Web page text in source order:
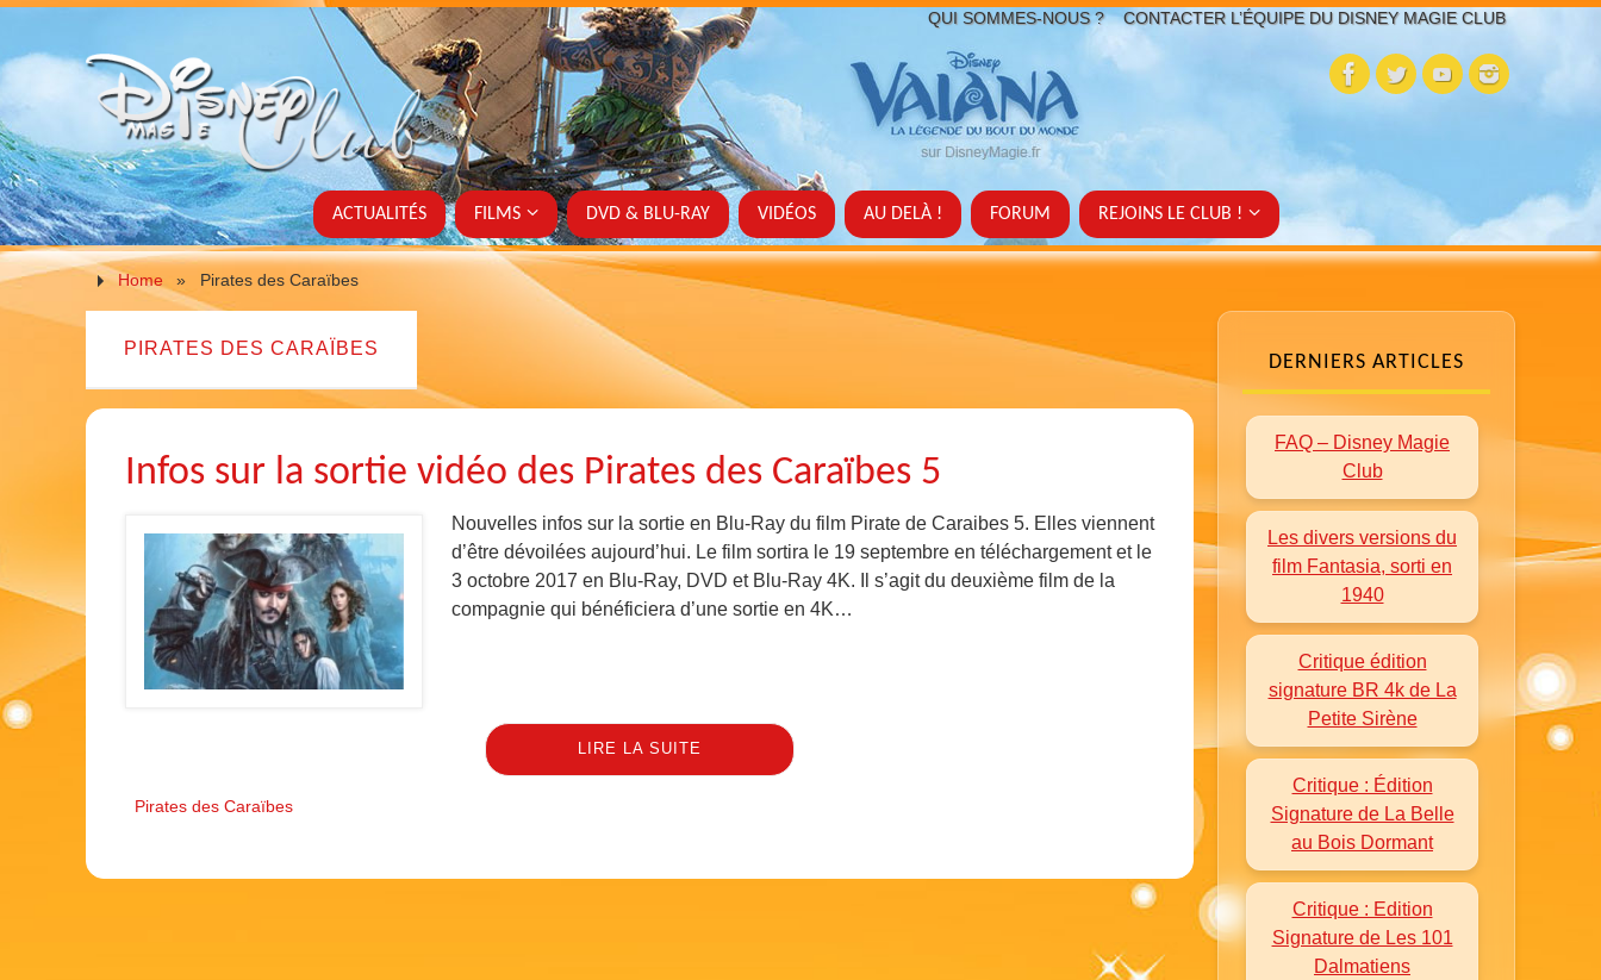
QUI SOMMES-NOUS ? CONTACTER L’ÉQUIPE DU DISNEY MAGIE CLUB
ACTUALITÉS FILMS DVD & BLU-RAY VIDÉOS AU DELÀ ! FORUM REJOINS LE CLUB !
Home » Pirates des Caraïbes
PIRATES DES CARAÏBES
Infos sur la sortie vidéo des Pirates des Caraïbes 5
Nouvelles infos sur la sortie en Blu-Ray du film Pirate de Caraibes 5. Elles viennent
d’être dévoilées aujourd’hui. Le film sortira le 19 septembre en téléchargement et le
3 octobre 2017 en Blu-Ray, DVD et Blu-Ray 4K. Il s’agit du deuxième film de la
compagnie qui bénéficiera d’une sortie en 4K…
LIRE LA SUITE
Pirates des Caraïbes
DERNIERS ARTICLES
FAQ – Disney Magie
Club
Les divers versions du
film Fantasia, sorti en
1940
Critique édition
signature BR 4k de La
Petite Sirène
Critique : Édition
Signature de La Belle
au Bois Dormant
Critique : Edition
Signature de Les 101
Dalmatiens